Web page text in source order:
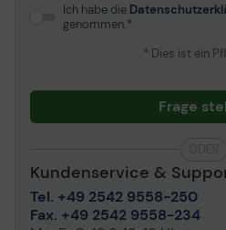
Ich habe die
genommen.
* Dies ist ein
Frage
Kundenservice &
Tel. +49 2542 9558-250
Fax. +49 2542 9558-234